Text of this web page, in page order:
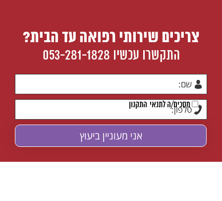
צריכים שירותי רפואה עד הבית?
התקשרו עכשיו 053-281-1828
מסכים/ה לתנאי התקנון